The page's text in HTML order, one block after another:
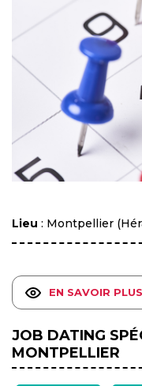
Lieu : Montpellier
EN SAVOIR PLUS
JOB DATING
MONTPELLIER